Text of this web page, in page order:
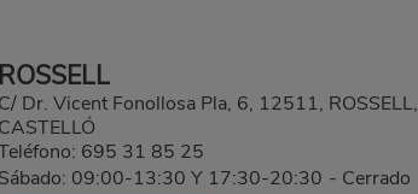
ROSSELL
C/ Dr. Vicent Fonollosa Pla, 6, 12511, ROSSELL,
CASTELLÓ
695 31 85 25
Sábado: 09:00-13:30 Y 17:30-20:30 - Cerrado